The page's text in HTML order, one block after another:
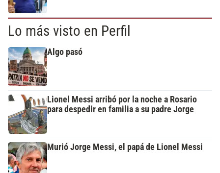
Lo más visto en Perfil
Algo pasó
Lionel Messi arribó por la noche a Rosario
para despedir en familia a su padre Jorge
Murió Jorge Messi, el papá de Lionel Messi